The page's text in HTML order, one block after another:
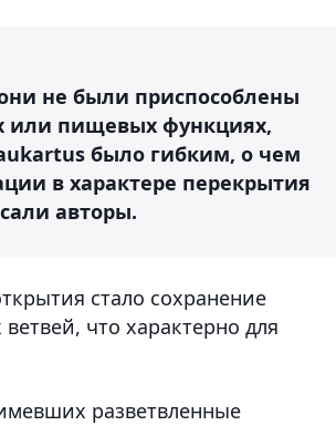
не были приспособлены
или пищевых функциях,
было гибким, о чем
в характере перекрытия
авторы.
стало сохранение
что характерно для
разветвленные